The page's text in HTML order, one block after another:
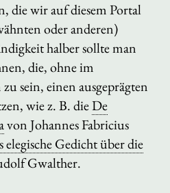
die wir auf diesem Portal
oder anderen)
halber sollte man
die, ohne im
sein, einen ausgeprägten
wie z. B. dieDe
von Johannes Fabricius
elegische Gedicht über die
Gwalther.